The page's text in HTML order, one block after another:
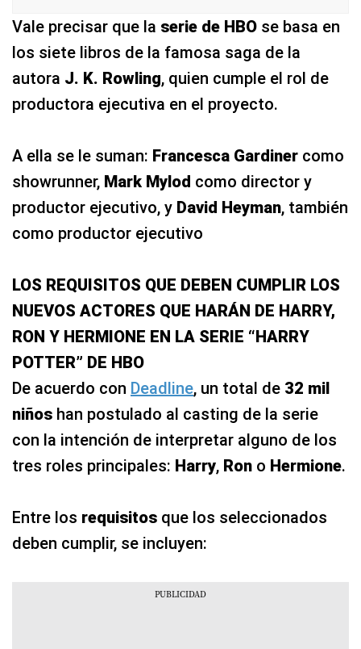
Vale precisar que la serie de HBO se basa en
los siete libros de la famosa saga de la
autora J. K. Rowling, quien cumple el rol de
productora ejecutiva en el proyecto.
A ella se le suman: Francesca Gardiner como
showrunner, Mark Mylod como director y
productor ejecutivo, y David Heyman, también
como productor ejecutivo
LOS REQUISITOS QUE DEBEN CUMPLIR LOS
NUEVOS ACTORES QUE HARÁN DE HARRY,
RON Y HERMIONE EN LA SERIE “HARRY
POTTER” DE HBO
De acuerdo con Deadline, un total de 32 mil
niños han postulado al casting de la serie
con la intención de interpretar alguno de los
tres roles principales: Harry, Ron o Hermione.
Entre los requisitos que los seleccionados
deben cumplir, se incluyen: